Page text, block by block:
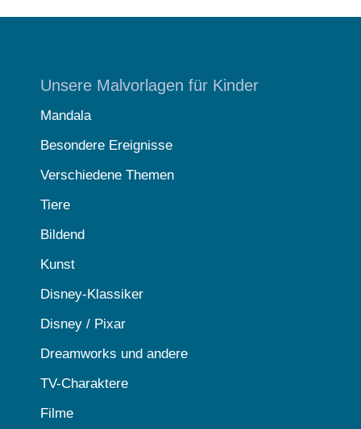
Unsere Malvorlagen für Kinder
Mandala
Besondere Ereignisse
Verschiedene Themen
Tiere
Bildend
Kunst
Disney-Klassiker
Disney / Pixar
Dreamworks und andere
TV-Charaktere
Filme